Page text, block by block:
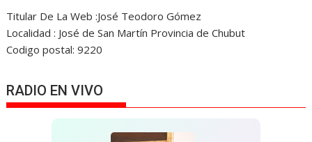
Titular De La Web :José Teodoro Gómez
Localidad : José de San Martín Provincia de Chubut
Codigo postal: 9220
RADIO EN VIVO